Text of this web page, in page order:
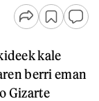
kale
berri eman
Gizarte